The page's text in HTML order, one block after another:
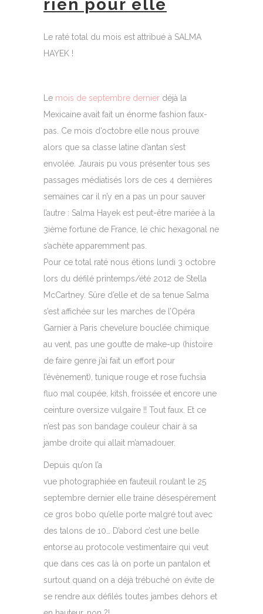
rien pour elle
Le raté total du mois est attribué à SALMA
HAYEK !
Le mois de septembre dernier déjà la
Mexicaine avait fait un énorme fashion faux-
pas. Ce mois d’octobre elle nous prouve
alors que sa classe latine d’antan s’est
envolée. J’aurais pu vous présenter tous ses
passages médiatisés lors de ces 4 dernières
semaines car il n’y en a pas un pour sauver
l’autre : Salma Hayek est peut-être mariée à la
3ième fortune de France, le chic hexagonal ne
s’achète apparemment pas.
Pour ce total raté nous étions lundi 3 octobre
lors du défilé printemps/été 2012 de Stella
McCartney. Sûre d’elle et de sa tenue Salma
s’est affichée sur les marches de l’Opéra
Garnier à Paris chevelure bouclée chimique
au vent, pas une goutte de make-up (histoire
de faire genre j’ai fait un effort pour
l’évènement), tunique rouge et rose fuchsia
fluo mal coupée, kitsh, froissée et encore une
ceinture oversize vulgaire !! Tout faux. Et ce
n’est pas son bandage couleur chair à sa
jambe droite qui allait m’amadouer.
Depuis qu’on l’a
vue photographiée en fauteuil roulant le 25
septembre dernier elle traine désespérement
ce gros bobo qu’elle porte malgré tout avec
des talons de 10… D’abord c’est une belle
entorse au protocole vestimentaire qui veut
que dans ces cas là on porte un pantalon et
surtout quand on a déjà trébuché on évite de
se rendre aux défilés toutes jambes dehors et